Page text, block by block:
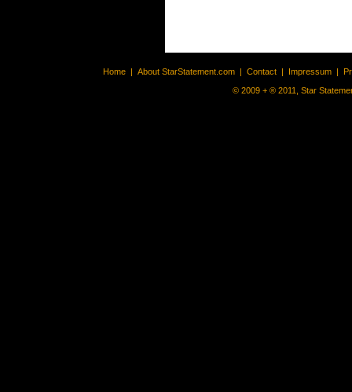
Home | About StarStatement.com | Contact | Impressum |
© 2009 + ® 2011, Star